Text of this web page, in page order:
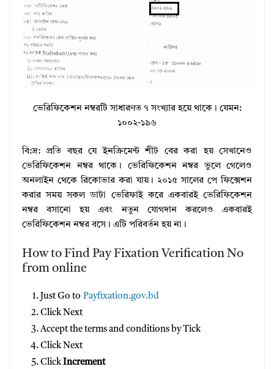
ভেরিফিকেশন নম্বরটি সাধারণত ৭ সংখ্যার হয়ে থাকে। যেমন:
১০০২-১৯৬
বি:দ্র: প্রতি বছর যে ইনক্রিমেন্ট শীট বের করা হয় সেখানেও
ভেরিফিকেশন নম্বর থাকে। ভেরিফিকেশন নম্বর ভুলে গেলেও
অনলাইন থেকে রিকোভার করা যায়। ২০১৫ সালের পে ফিক্সেশন
করার সময় সকল ডাটা ভেরিফাই করে একবারই ভেরিফিকেশন
নম্বর বসানো হয় এবং নতুন যোগদান করলেও একবারই
ভেরিফিকেশন নম্বর বসে। এটি পরিবর্তন হয় না।
How to Find Pay Fixation Verification No
from online
Just Go to Payfixation.gov.bd
Click Next
Accept the terms and conditions by Tick
Click Next
ClickIncrement